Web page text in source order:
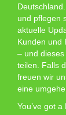
und pflegen
aktuelle
Kunden und
– und
teilen. Falls
freuen wir
eine
You’ve got